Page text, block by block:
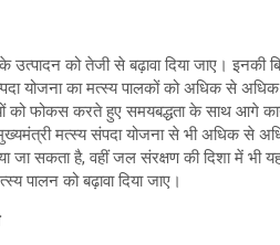
उत्पादन को तेजी से बढ़ावा दिया जाए। इनकी
योजना का मत्स्य पालकों को अधिक से
को फोकस करते हुए समयबद्धता के साथ आगे
मत्स्य संपदा योजना से भी अधिक से
जा सकता है, वहीं जल संरक्षण की दिशा में भी
पालन को बढ़ावा दिया जाए।